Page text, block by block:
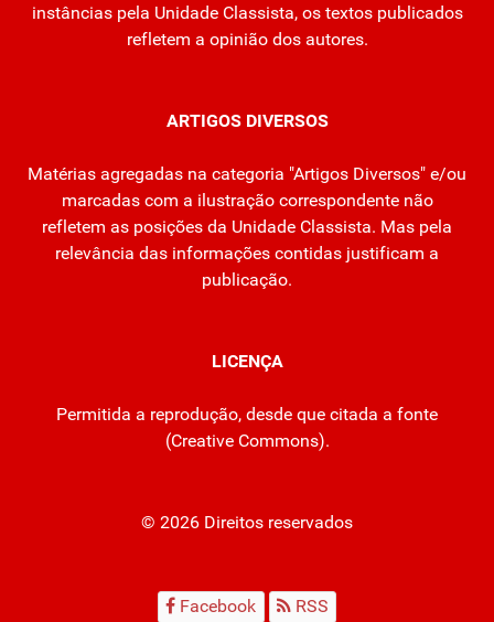
instâncias pela Unidade Classista, os textos publicados
refletem a opinião dos autores.
ARTIGOS DIVERSOS
Matérias agregadas na categoria "Artigos Diversos" e/ou
marcadas com a ilustração correspondente não
refletem as posições da Unidade Classista. Mas pela
relevância das informações contidas justificam a
publicação.
LICENÇA
Permitida a reprodução, desde que citada a fonte
(Creative Commons).
© 2026 Direitos reservados
Facebook RSS